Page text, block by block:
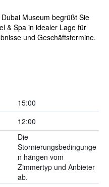
Museum begrüßt Sie
& Spa in idealer Lage für
und Geschäftstermine.
15:00
12:00
Die
Stornierungsbedingunge
n hängen vom
Zimmertyp und Anbieter
ab.